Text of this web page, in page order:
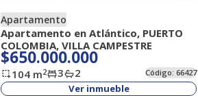
Apartamento
Apartamento en Atlántico, PUERTO
COLOMBIA, VILLA CAMPESTRE
$650.000.000
104 m2 3 2 Código:66427
Ver inmueble